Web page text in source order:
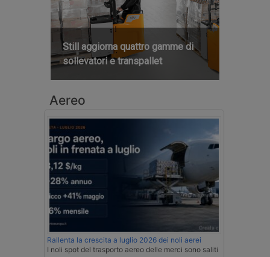
Still aggiorna quattro gamme di
sollevatori e transpallet
Aereo
Rallenta la crescita a luglio 2026 dei noli aerei
I noli spot del trasporto aereo delle merci sono saliti